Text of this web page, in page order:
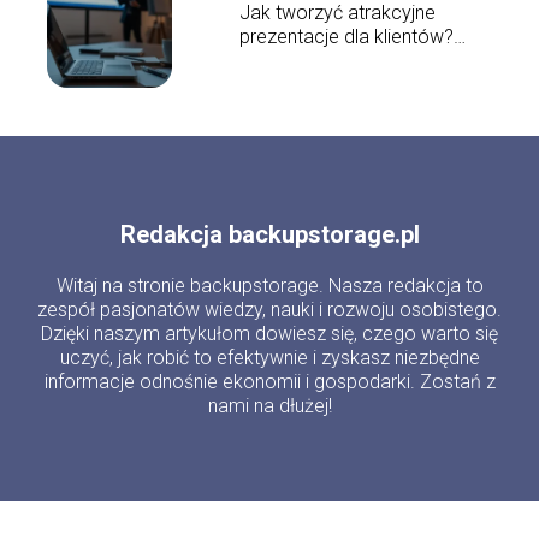
Jak tworzyć atrakcyjne
prezentacje dla klientów?
Redakcja backupstorage.pl
Witaj na stronie backupstorage. Nasza redakcja to
zespół pasjonatów wiedzy, nauki i rozwoju osobistego.
Dzięki naszym artykułom dowiesz się, czego warto się
uczyć, jak robić to efektywnie i zyskasz niezbędne
informacje odnośnie ekonomii i gospodarki. Zostań z
nami na dłużej!